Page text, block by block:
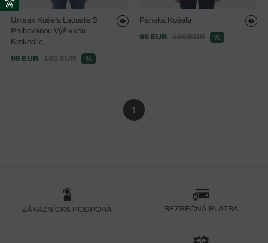
Unisex Košeľa Lacoste S
Pruhovanou Výšivkou
Krokodíla
96 EUR
160 EUR %
Pánska Košeľa
96 EUR
160 EUR %
1
ZÁKAZNÍCKA PODPORA BEZPEČNÁ PLATBA